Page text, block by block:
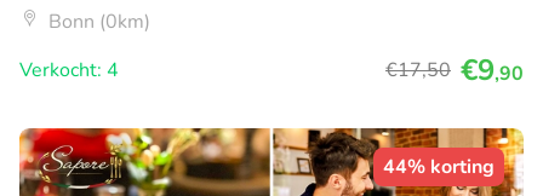
Bonn (0km)
Verkocht: 4
€17,50 €9,90
44% korting